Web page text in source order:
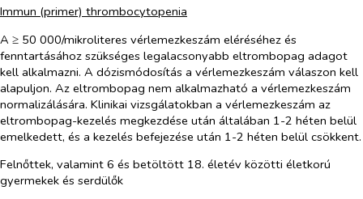
Immun (primer) thrombocytopenia
A ≥ 50 000/mikroliteres vérlemezkeszám eléréséhez és
fenntartásához szükséges legalacsonyabb eltrombopag adagot
kell alkalmazni. A dózismódosítás a vérlemezkeszám válaszon kell
alapuljon. Az eltrombopag nem alkalmazható a vérlemezkeszám
normalizálására. Klinikai vizsgálatokban a vérlemezkeszám az
eltrombopag-kezelés megkezdése után általában 1-2 héten belül
emelkedett, és a kezelés befejezése után 1-2 héten belül csökkent.
Felnőttek, valamint 6 és betöltött 18. életév közötti életkorú
gyermekek és serdülők